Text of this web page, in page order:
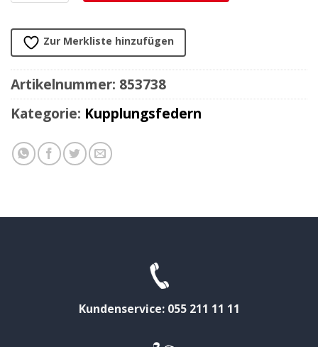
Zur Merkliste hinzufügen
Artikelnummer: 853738
Kategorie: Kupplungsfedern
Kundenservice: 055 211 11 11